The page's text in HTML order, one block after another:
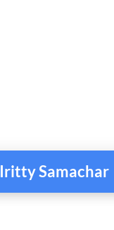
Iritty Samachar